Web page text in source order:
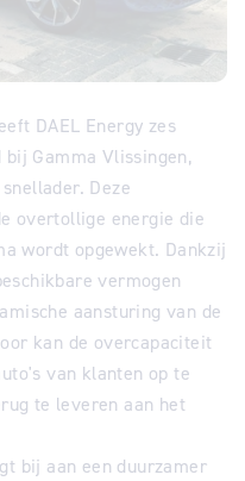
DAEL Energy zes
Gamma Vlissingen,
Deze
overtollige energie die
wordt opgewekt. Dankzij
vermogen
aansturing van de
kan de overcapaciteit
van klanten op te
te leveren aan het
bij aan een duurzamer